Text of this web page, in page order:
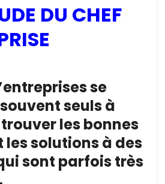
DU CHEF
se
seuls à
les bonnes
les solutions à des
sont parfois très